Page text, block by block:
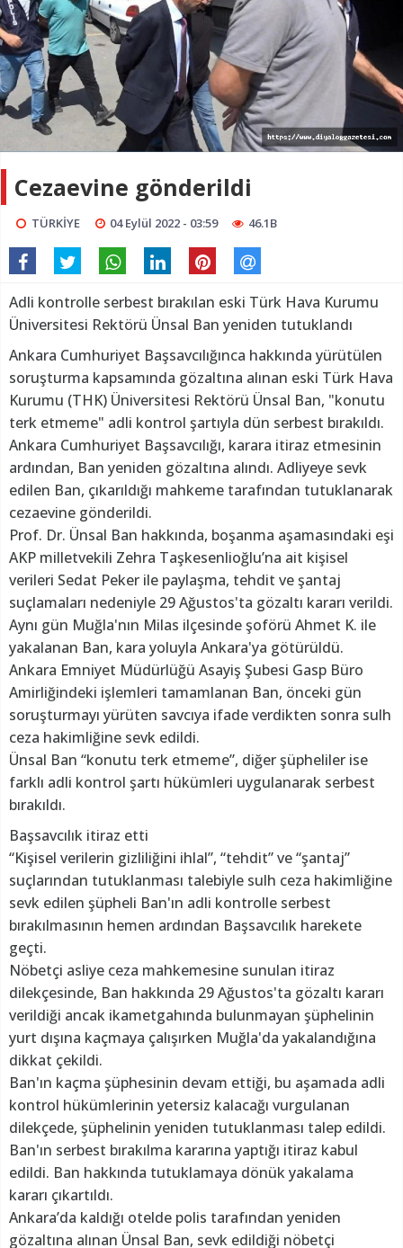
Cezaevine gönderildi
TÜRKİYE 04 Eylül 2022 - 03:59 46.1B
Adli kontrolle serbest bırakılan eski Türk Hava Kurumu
Üniversitesi Rektörü Ünsal Ban yeniden tutuklandı
Ankara Cumhuriyet Başsavcılığınca hakkında yürütülen
soruşturma kapsamında gözaltına alınan eski Türk Hava
Kurumu (THK) Üniversitesi Rektörü Ünsal Ban, "konutu
terk etmeme" adli kontrol şartıyla dün serbest bırakıldı.
Ankara Cumhuriyet Başsavcılığı, karara itiraz etmesinin
ardından, Ban yeniden gözaltına alındı. Adliyeye sevk
edilen Ban, çıkarıldığı mahkeme tarafından tutuklanarak
cezaevine gönderildi.
Prof. Dr. Ünsal Ban hakkında, boşanma aşamasındaki eşi
AKP milletvekili Zehra Taşkesenlioğlu’na ait kişisel
verileri Sedat Peker ile paylaşma, tehdit ve şantaj
suçlamaları nedeniyle 29 Ağustos'ta gözaltı kararı verildi.
Aynı gün Muğla'nın Milas ilçesinde şoförü Ahmet K. ile
yakalanan Ban, kara yoluyla Ankara'ya götürüldü.
Ankara Emniyet Müdürlüğü Asayiş Şubesi Gasp Büro
Amirliğindeki işlemleri tamamlanan Ban, önceki gün
soruşturmayı yürüten savcıya ifade verdikten sonra sulh
ceza hakimliğine sevk edildi.
Ünsal Ban “konutu terk etmeme”, diğer şüpheliler ise
farklı adli kontrol şartı hükümleri uygulanarak serbest
bırakıldı.
Başsavcılık itiraz etti
“Kişisel verilerin gizliliğini ihlal”, “tehdit” ve “şantaj”
suçlarından tutuklanması talebiyle sulh ceza hakimliğine
sevk edilen şüpheli Ban'ın adli kontrolle serbest
bırakılmasının hemen ardından Başsavcılık harekete
geçti.
Nöbetçi asliye ceza mahkemesine sunulan itiraz
dilekçesinde, Ban hakkında 29 Ağustos'ta gözaltı kararı
verildiği ancak ikametgahında bulunmayan şüphelinin
yurt dışına kaçmaya çalışırken Muğla'da yakalandığına
dikkat çekildi.
Ban'ın kaçma şüphesinin devam ettiği, bu aşamada adli
kontrol hükümlerinin yetersiz kalacağı vurgulanan
dilekçede, şüphelinin yeniden tutuklanması talep edildi.
Ban'ın serbest bırakılma kararına yaptığı itiraz kabul
edildi. Ban hakkında tutuklamaya dönük yakalama
kararı çıkartıldı.
Ankara’da kaldığı otelde polis tarafından yeniden
gözaltına alınan Ünsal Ban, sevk edildiği nöbetçi